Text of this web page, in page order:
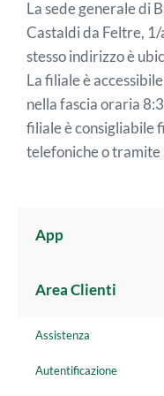
La sede generale di
Castaldi da Feltre,
stesso indirizzo è
La filiale è
nella fascia oraria
filiale è consigliabile
telefoniche o tramite
App
Area Clienti
Assistenza
Autentificazione